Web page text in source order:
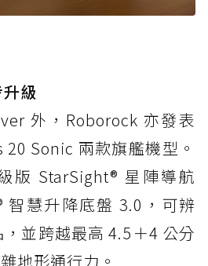
級
外，Roborock 亦發表
20 Sonic 兩款旗艦機型。
版 StarSight® 星陣導航
智慧升降底盤 3.0，可辨
並跨越最高 4.5＋4 公分
地形通行力。